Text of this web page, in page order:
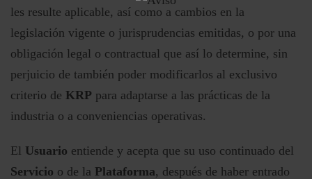
les resulte aplicable, así como a cambios en la
legislación vigente o jurisprudencias emitidas, o por una
obligación legal o contractual que así lo determine, sin
perjuicio de también poder modificarlos al exclusivo
criterio de KRP para adaptarse a las prácticas de la
industria o a conveniencias operativas.
El Usuario entiende y acepta que su uso continuado del
Servicio o de la Plataforma, después de haber entrado